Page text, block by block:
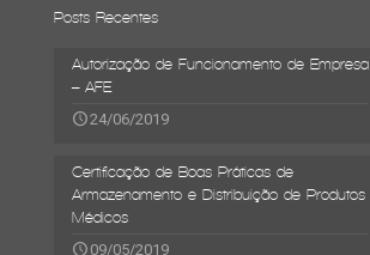
Posts Recentes
Autorização de Funcionamento de Empresa
– AFE
24/06/2019
Certificação de Boas Práticas de
Armazenamento e Distribuição de Produtos
Médicos
09/05/2019